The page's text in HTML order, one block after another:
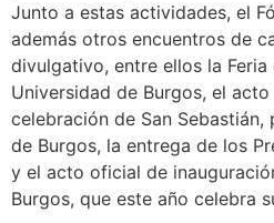
Junto a estas actividades, el
además otros encuentros de
divulgativo, entre ellos la Feria
Universidad de Burgos, el
celebración de San
de Burgos, la entrega de los
y el acto oficial de
Burgos, que este año celebra